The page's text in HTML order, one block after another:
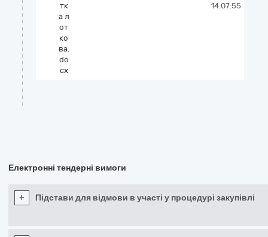
тк
а л
от
ко
ва.
do
cx
14:07:55
Електронні тендерні вимоги
+ Підстави для відмови в участі у процедурі закупівлі